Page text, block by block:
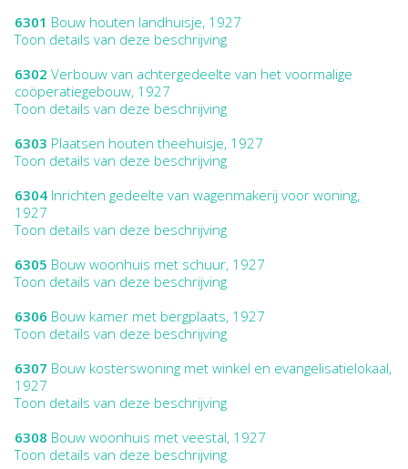
6301 Bouw houten landhuisje, 1927
Toon details van deze beschrijving
6302 Verbouw van achtergedeelte van het voormalige
coöperatiegebouw, 1927
Toon details van deze beschrijving
6303 Plaatsen houten theehuisje, 1927
Toon details van deze beschrijving
6304 Inrichten gedeelte van wagenmakerij voor woning,
1927
Toon details van deze beschrijving
6305 Bouw woonhuis met schuur, 1927
Toon details van deze beschrijving
6306 Bouw kamer met bergplaats, 1927
Toon details van deze beschrijving
6307 Bouw kosterswoning met winkel en evangelisatielokaal,
1927
Toon details van deze beschrijving
6308 Bouw woonhuis met veestal, 1927
Toon details van deze beschrijving